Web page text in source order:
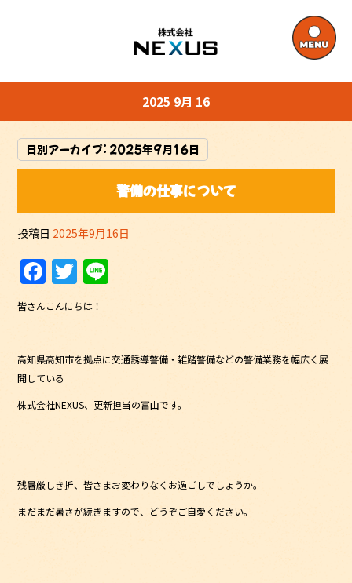
2025 9月 16
日別アーカイブ: 2025年9月16日
警備の仕事について
投稿日 2025年9月16日
F
a
c
e
b
o
o
T
w
itt
er
皆さんこんにちは！
高知県高知市を拠点に交通誘導警備・雑踏警備などの警備業務を幅広く展
開している
株式会社NEXUS、更新担当の富山です。
残暑厳しき折、皆さまお変わりなくお過ごしでしょうか。
まだまだ暑さが続きますので、どうぞご自愛ください。